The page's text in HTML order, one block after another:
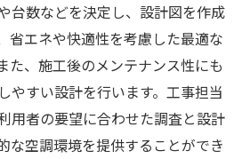
台数などを決定し、設計図を作成
省エネや快適性を考慮した最適な
た、施工後のメンテナンス性にも
やすい設計を行います。工事担当
用者の要望に合わせた調査と設計
な空調環境を提供することができ